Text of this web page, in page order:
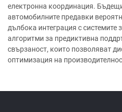
електронна координация.
автомобилните предавки
дълбока интеграция с
алгоритми за предиктивна
свързаност, които позволяват
оптимизация на